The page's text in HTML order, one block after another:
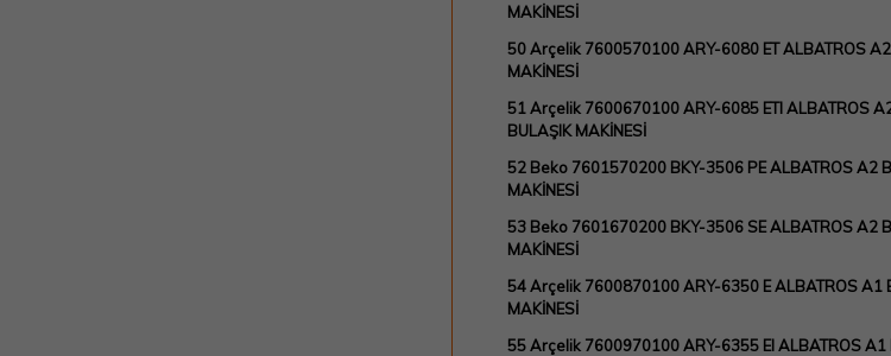
MAKİNESİ
50 Arçelik 7600570100 ARY-6080 ET ALBATROS A2
MAKİNESİ
51 Arçelik 7600670100 ARY-6085 ETI ALBATROS
BULAŞIK MAKİNESİ
52 Beko 7601570200 BKY-3506 PE ALBATROS A2
MAKİNESİ
53 Beko 7601670200 BKY-3506 SE ALBATROS A2
MAKİNESİ
54 Arçelik 7600870100 ARY-6350 E ALBATROS A1
MAKİNESİ
55 Arçelik 7600970100 ARY-6355 EI ALBATROS A1